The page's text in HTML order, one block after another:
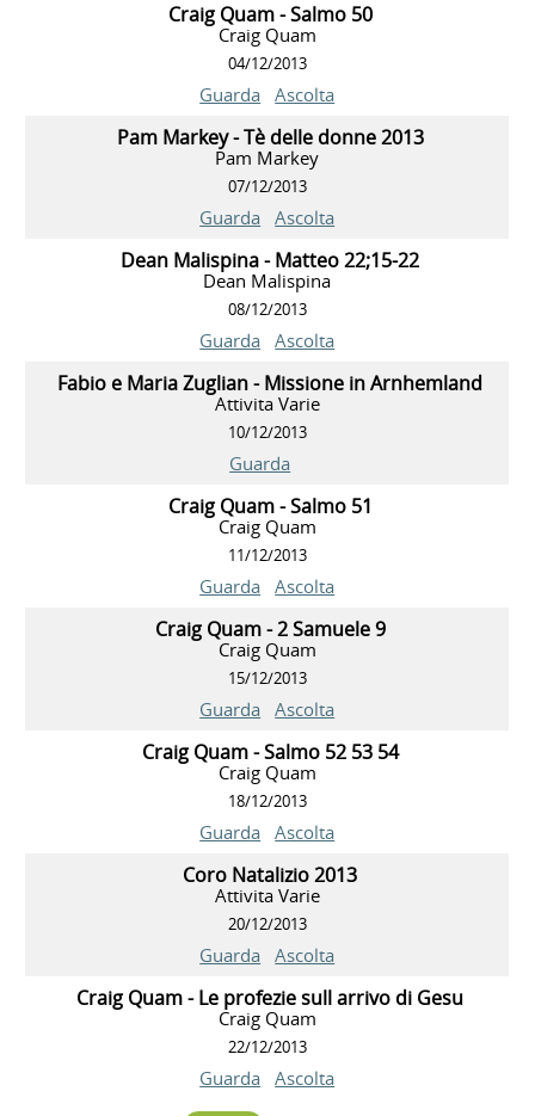
Craig Quam - Salmo 50
Craig Quam
04/12/2013
Guarda Ascolta
Pam Markey - Tè delle donne 2013
Pam Markey
07/12/2013
Guarda Ascolta
Dean Malispina - Matteo 22;15-22
Dean Malispina
08/12/2013
Guarda Ascolta
Fabio e Maria Zuglian - Missione in Arnhemland
Attivita Varie
10/12/2013
Guarda
Craig Quam - Salmo 51
Craig Quam
11/12/2013
Guarda Ascolta
Craig Quam - 2 Samuele 9
Craig Quam
15/12/2013
Guarda Ascolta
Craig Quam - Salmo 52 53 54
Craig Quam
18/12/2013
Guarda Ascolta
Coro Natalizio 2013
Attivita Varie
20/12/2013
Guarda Ascolta
Craig Quam - Le profezie sull arrivo di Gesu
Craig Quam
22/12/2013
Guarda Ascolta